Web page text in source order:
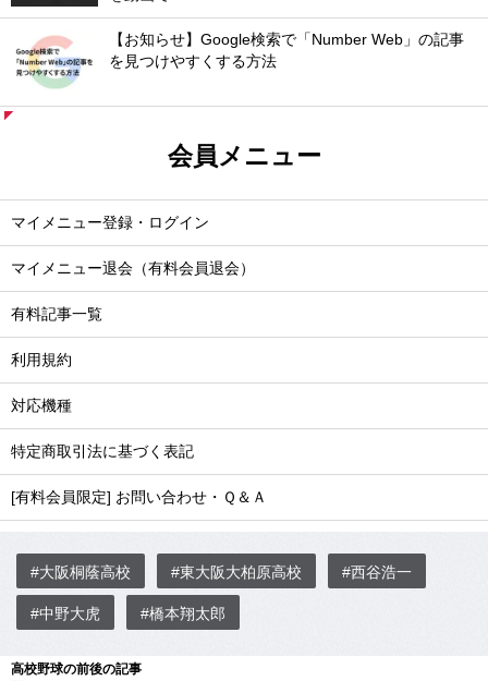
【お知らせ】Google検索で「Number Web」の記事
を見つけやすくする方法
会員メニュー
マイメニュー登録・ログイン
マイメニュー退会（有料会員退会）
有料記事一覧
利用規約
対応機種
特定商取引法に基づく表記
[有料会員限定] お問い合わせ・Ｑ＆Ａ
#大阪桐蔭高校 #東大阪大柏原高校 #西谷浩一
#中野大虎 #橋本翔太郎
高校野球の前後の記事